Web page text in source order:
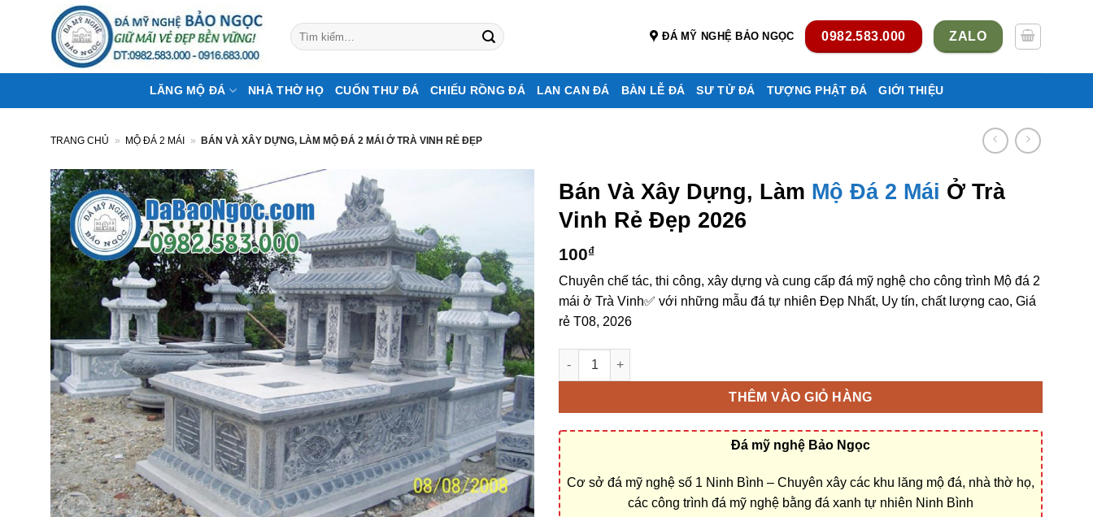
dung
Tìm
kiếm:
ĐÁ MỸ NGHỆ BẢO NGỌC 0982.583.000 ZALO
LĂNG MỘ ĐÁ NHÀ THỜ HỌ CUỐN THƯ ĐÁ CHIẾU RỒNG ĐÁ LAN CAN ĐÁ BÀN LỄ ĐÁ SƯ TỬ ĐÁ TƯỢNG PHẬT ĐÁ GIỚI THIỆU
TRANG CHỦ » MỘ ĐÁ 2 MÁI » BÁN VÀ XÂY DỰNG, LÀM MỘ ĐÁ 2 MÁI Ở TRÀ VINH RẺ ĐẸP
Bán Và Xây Dựng, Làm Mộ Đá 2 Mái Ở Trà
Vinh Rẻ Đẹp 2026
100₫
Chuyên chế tác, thi công, xây dựng và cung cấp đá mỹ nghệ cho công trình Mộ đá 2
mái ở Trà Vinh✅ với những mẫu đá tự nhiên Đẹp Nhất, Uy tín, chất lượng cao, Giá
rẻ T08, 2026
Bán và xây dựng, làm Mộ đá 2 mái ở Trà Vinh rẻ đẹp số lượng
THÊM VÀO GIỎ HÀNG
Đá mỹ nghệ Bảo Ngọc
Cơ sở đá mỹ nghệ số 1 Ninh Bình – Chuyên xây các khu lăng mộ đá, nhà thờ họ,
các công trình đá mỹ nghệ bằng đá xanh tự nhiên Ninh Bình